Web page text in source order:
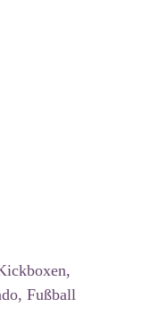
Fußball